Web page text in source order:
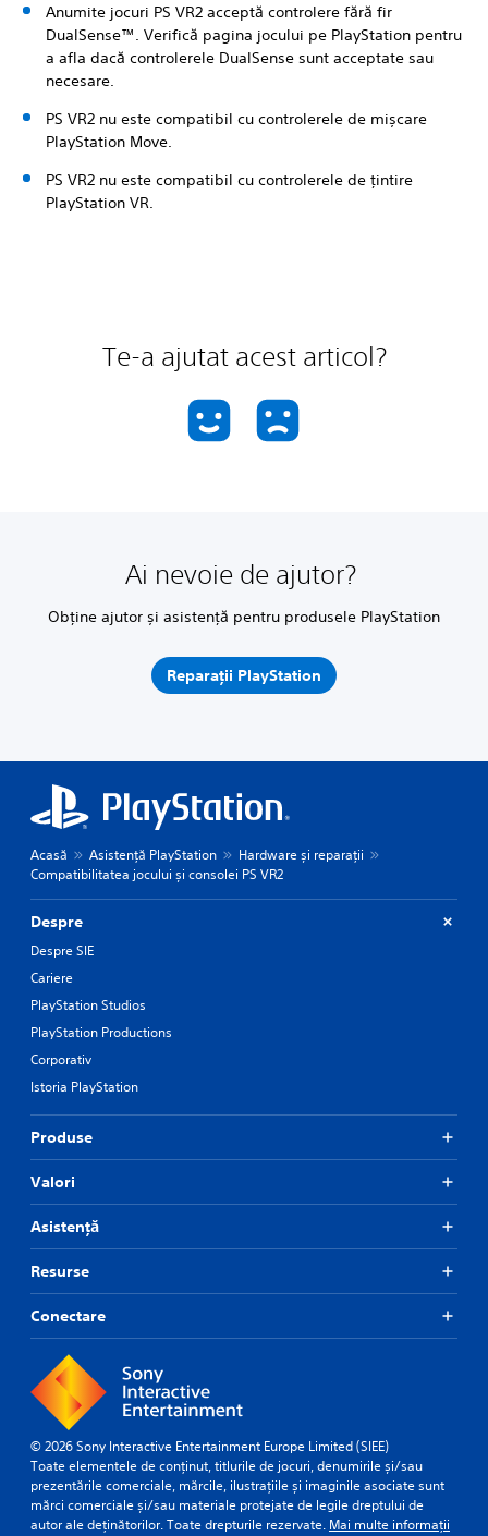
Anumite jocuri PS VR2 acceptă controlere fără fir
DualSense™. Verifică pagina jocului pe PlayStation pentru
a afla dacă controlerele DualSense sunt acceptate sau
necesare.
PS VR2 nu este compatibil cu controlerele de mișcare
PlayStation Move.
PS VR2 nu este compatibil cu controlerele de țintire
PlayStation VR.
Te-a ajutat acest articol?
Ai nevoie de ajutor?
Obține ajutor și asistență pentru produsele PlayStation
Reparații PlayStation
Acasă Asistență PlayStation
Hardware și reparații
Compatibilitatea jocului și consolei PS VR2
Despre
Despre SIE
Cariere
PlayStation Studios
PlayStation Productions
Corporativ
Istoria PlayStation
Produse
Valori
Asistență
Resurse
Conectare
© 2026 Sony Interactive Entertainment Europe Limited (SIEE)
Toate elementele de conținut, titlurile de jocuri, denumirile și/sau
prezentările comerciale, mărcile, ilustrațiile și imaginile asociate sunt
mărci comerciale și/sau materiale protejate de legile dreptului de
autor ale deținătorilor. Toate drepturile rezervate. Mai multe informații